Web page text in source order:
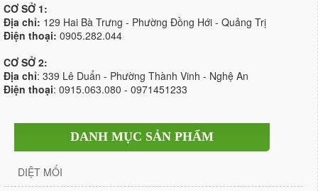
CƠ SỞ 1:
Địa chỉ: 129 Hai Bà Trưng - Phường Đồng Hới - Quảng Trị
Điện thoại: 0905.282.044
CƠ SỞ 2:
Địa chỉ: 339 Lê Duẩn - Phường Thành Vinh - Nghệ An
Điện thoại: 0915.063.080 - 0971451233
DANH MỤC SẢN PHẨM
DIỆT MỐI